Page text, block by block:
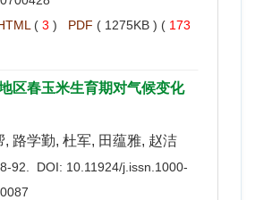
( 3 ) PDF ( 1275KB ) ( 173
区春玉米生育期对气候变化
, 路学勤, 杜军, 田蕴雅, 赵洁
92. DOI: 10.11924/j.issn.1000-